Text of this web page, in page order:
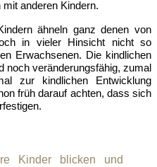
anderen Kindern.
ähneln ganz denen von
in vieler Hinsicht nicht so
Erwachsenen. Die kindlichen
noch veränderungsfähig, zumal
zur kindlichen Entwicklung
früh darauf achten, dass sich
Kinder blicken und